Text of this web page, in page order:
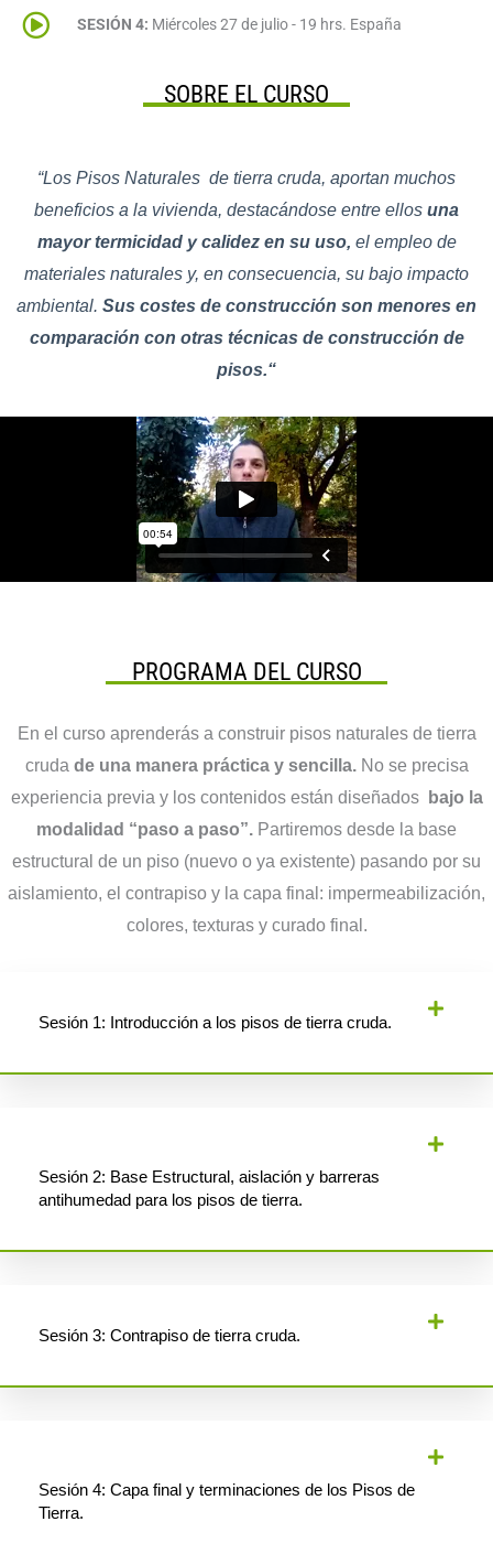
SESIÓN 4: Miércoles 27 de julio - 19 hrs. España
SOBRE EL CURSO
“Los Pisos Naturales de tierra cruda, aportan muchos
beneficios a la vivienda, destacándose entre ellos una
mayor termicidad y calidez en su uso, el empleo de
materiales naturales y, en consecuencia, su bajo impacto
ambiental. Sus costes de construcción son menores en
comparación con otras técnicas de construcción de
pisos.“
PROGRAMA DEL CURSO
En el curso aprenderás a construir pisos naturales de tierra
cruda de una manera práctica y sencilla. No se precisa
experiencia previa y los contenidos están diseñados
bajo la
modalidad “paso a paso”. Partiremos desde la base
estructural de un piso (nuevo o ya existente) pasando por su
aislamiento, el contrapiso y la capa final: impermeabilización,
colores, texturas y curado final.
Sesión 1: Introducción a los pisos de tierra cruda.
Sesión 2: Base Estructural, aislación y barreras
antihumedad para los pisos de tierra.
Sesión 3: Contrapiso de tierra cruda.
Sesión 4: Capa final y terminaciones de los Pisos de
Tierra.